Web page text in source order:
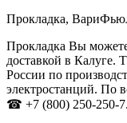
Прокладка,
Прокладка Вы
доставкой в
России по
электростанций. По
☎ +7 (800) 250-250-7.